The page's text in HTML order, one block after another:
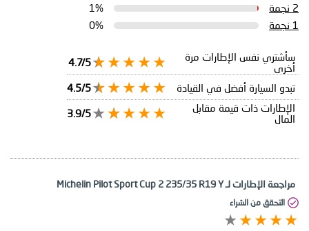
2 نجمة
1%
1 نجمة
0%
سأشتري نفس الإطارات مرة
أخرى
4.7/5
تبدو السيارة أفضل في القيادة
4.5/5
الإطارات ذات قيمة مقابل
المال
3.9/5
مراجعة الإطارات لـ Michelin Pilot Sport Cup 2 235/35 R19 Y
التحقق من الشراء